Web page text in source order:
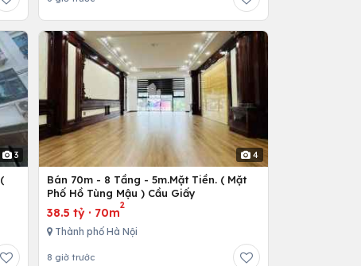
3 4
Bán 70m - 8 Tầng - 5m.Mặt Tiền. ( Mặt
Phố Hồ Tùng Mậu ) Cầu Giấy
38.5 tỷ· 70m
2
Thành phố Hà Nội
8 giờ trước